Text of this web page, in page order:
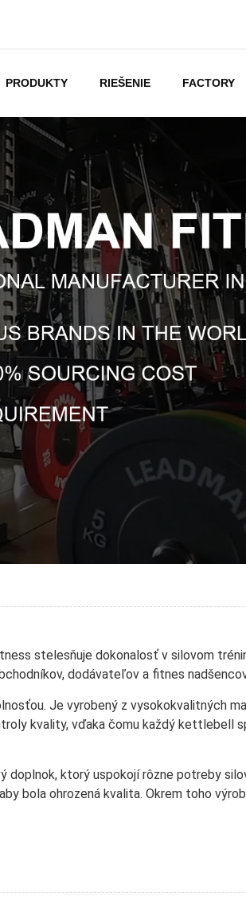
PRODUKTY RIEŠENIE FACTORY
stelesňuje dokonalosť v silovom
dodávateľov a fitnes
Je vyrobený z vysokokvalitných
kvality, vďaka čomu každý kettlebell
ktorý uspokojí rôzne potreby
bola ohrozená kvalita. Okrem toho